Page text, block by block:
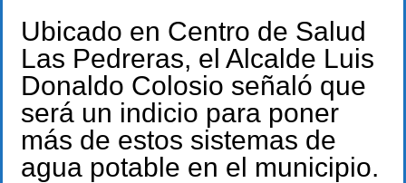
Ubicado en Centro de Salud
Las Pedreras, el Alcalde Luis
Donaldo Colosio señaló que
será un indicio para poner
más de estos sistemas de
agua potable en el municipio.